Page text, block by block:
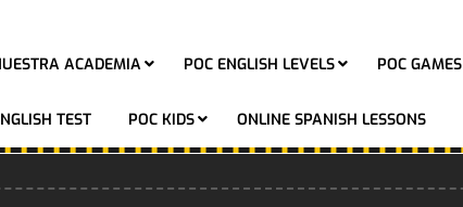
ACADEMIA POC ENGLISH LEVELS POC GAMES
TEST POC KIDS ONLINE SPANISH LESSONS